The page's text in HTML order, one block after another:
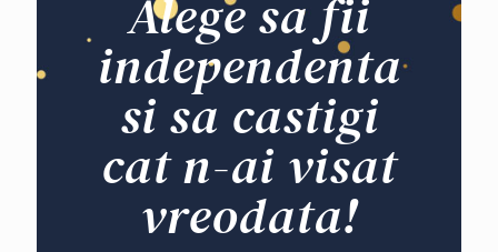
Alege sa fii
independenta
si sa castigi
cat n-ai visat
vreodata!